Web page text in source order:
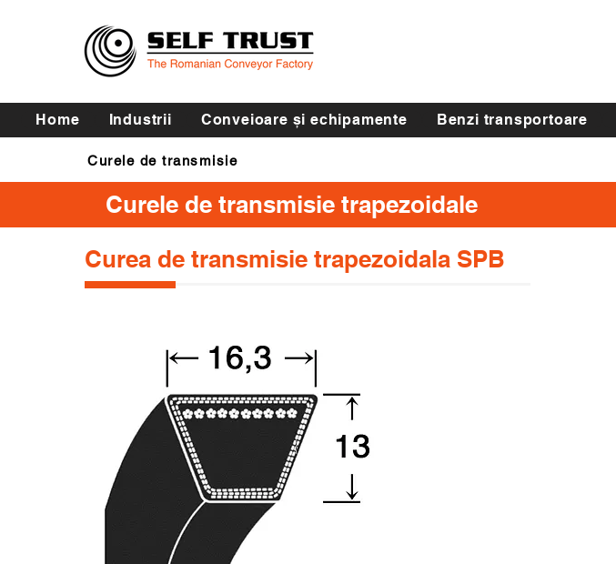
Home Industrii Conveioare și echipamente Benzi transportoare
Curele de transmisie
Curele de transmisie trapezoidale
Curea de transmisie trapezoidala SPB